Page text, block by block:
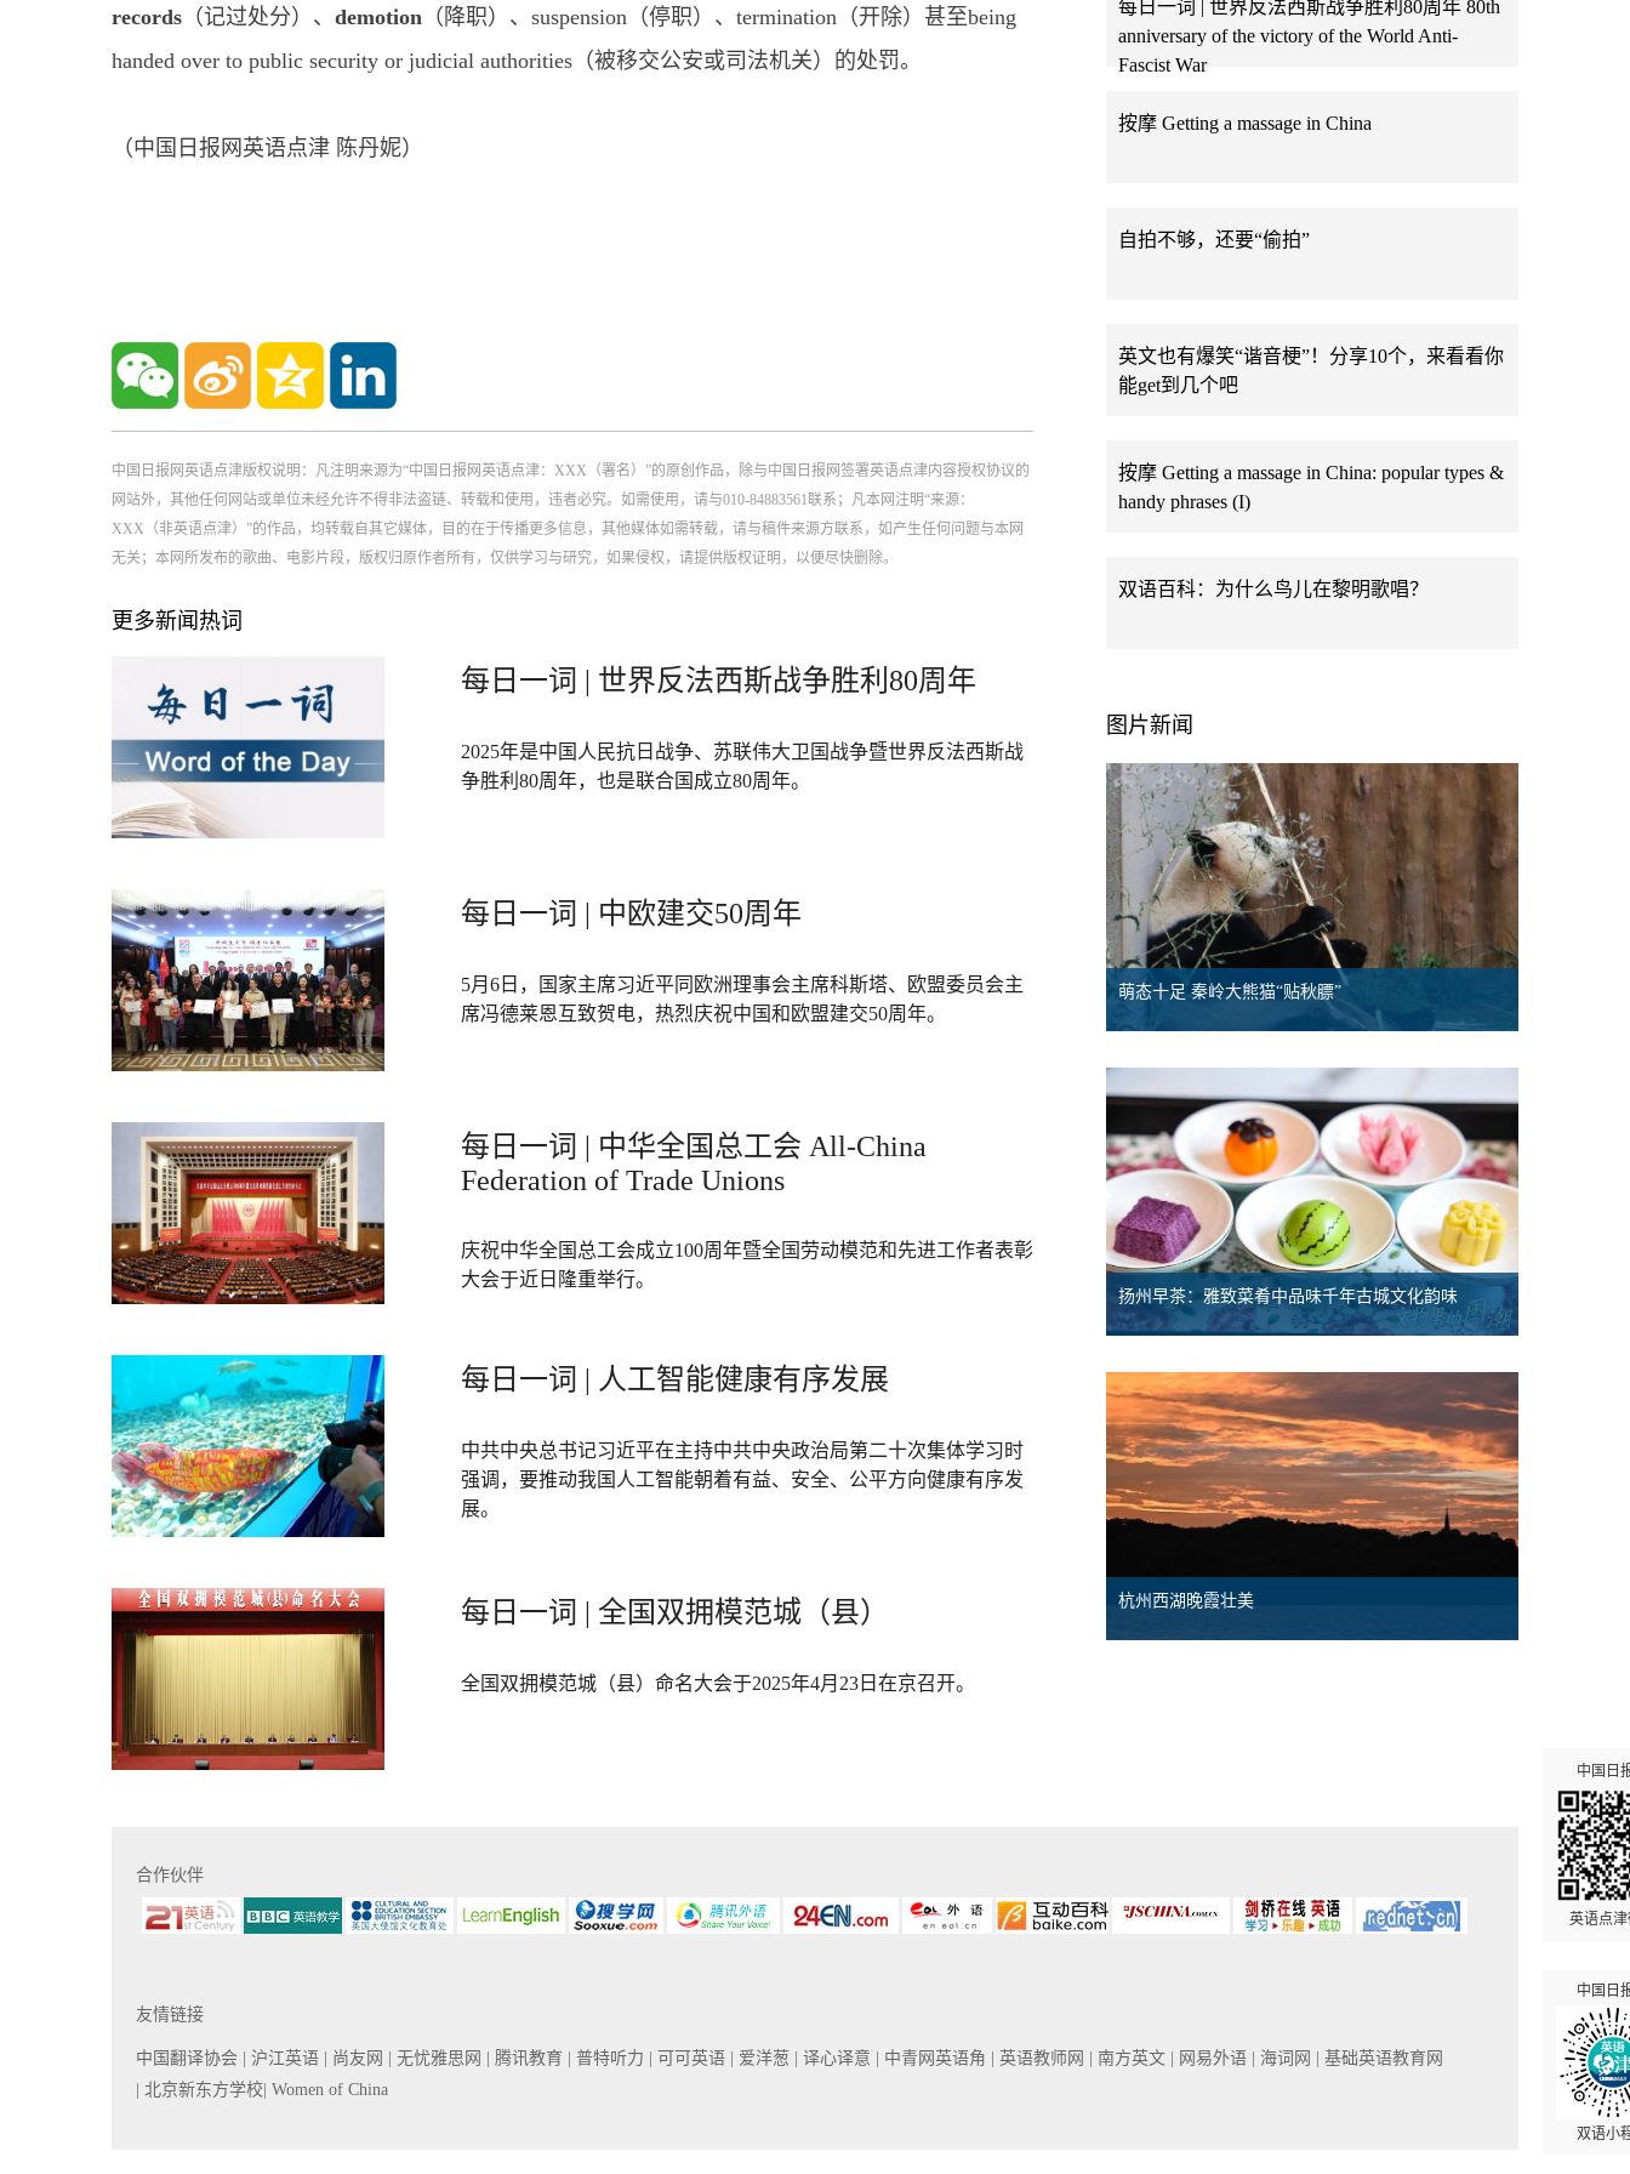
records （记过处分）、 demotion （降职）、suspension（停职）、termination（开除）甚至being
handed over to public security or judicial authorities（被移交公安或司法机关）的处罚。
（中国日报网英语点津 陈丹妮）
中国日报网英语点津版权说明：凡注明来源为“中国日报网英语点津：XXX（署名）”的原创作品，除与中国日报网签署英语点津内容授权协议的
网站外，其他任何网站或单位未经允许不得非法盗链、转载和使用，违者必究。如需使用，请与010-84883561联系；凡本网注明“来源：
XXX（非英语点津）”的作品，均转载自其它媒体，目的在于传播更多信息，其他媒体如需转载，请与稿件来源方联系，如产生任何问题与本网
无关；本网所发布的歌曲、电影片段，版权归原作者所有，仅供学习与研究，如果侵权，请提供版权证明，以便尽快删除。
更多新闻热词
每日一词 | 世界反法西斯战争胜利80周年
2025年是中国人民抗日战争、苏联伟大卫国战争暨世界反法西斯战
争胜利80周年，也是联合国成立80周年。
每日一词 | 中欧建交50周年
5月6日，国家主席习近平同欧洲理事会主席科斯塔、欧盟委员会主
席冯德莱恩互致贺电，热烈庆祝中国和欧盟建交50周年。
每日一词 | 中华全国总工会 All-China
Federation of Trade Unions
庆祝中华全国总工会成立100周年暨全国劳动模范和先进工作者表彰
大会于近日隆重举行。
每日一词 | 人工智能健康有序发展
中共中央总书记习近平在主持中共中央政治局第二十次集体学习时
强调，要推动我国人工智能朝着有益、安全、公平方向健康有序发
展。
每日一词 | 全国双拥模范城（县）
全国双拥模范城（县）命名大会于2025年4月23日在京召开。
每日一词 | 世界反法西斯战争胜利80周年 80th
anniversary of the victory of the World Anti-
Fascist War
按摩 Getting a massage in China
自拍不够，还要“偷拍”
英文也有爆笑“谐音梗”！分享10个，来看看你
能get到几个吧
按摩 Getting a massage in China: popular types &
handy phrases (I)
双语百科：为什么鸟儿在黎明歌唱？
图片新闻
萌态十足 秦岭大熊猫“贴秋膘”
扬州早茶：雅致菜肴中品味千年古城文化韵味
杭州西湖晚霞壮美
中国日
英语点
中国日
双语小
合作伙伴
友情链接
中国翻译协会 | 沪江英语 | 尚友网 | 无忧雅思网 | 腾讯教育 | 普特听力 | 可可英语 | 爱洋葱 | 译心译意 | 中青网英语角 | 英语教师网 | 南方英文 | 网易外语 | 海词网
| 基础英语教育网
| 北京新东方学校 | Women of China